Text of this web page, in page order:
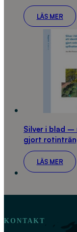
LÄS MER
Silver i blad
gjort
LÄS MER
KONTAKT